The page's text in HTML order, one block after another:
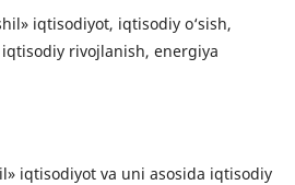
iqtisodiyot, iqtisodiy o‘sish,
rivojlanish, energiya
iqtisodiyot va uni asosida iqtisodiy